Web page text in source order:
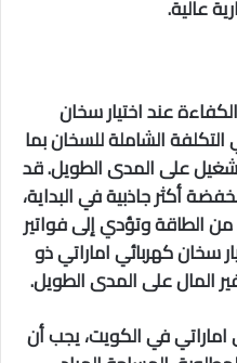
عالية.
عند اختيار سخان
الشاملة للسخان بما
على المدى الطويل. قد
أكثر جاذبية في البداية،
الطاقة وتؤدي إلى فواتير
سخان كهربائي اماراتي ذو
المال على المدى الطويل.
اماراتي في الكويت، يجب أن